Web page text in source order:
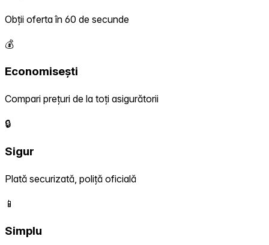
Obții oferta în 60 de secunde
💰
Economisești
Compari prețuri de la toți asigurătorii
🔒
Sigur
Plată securizată, poliță oficială
📱
Simplu